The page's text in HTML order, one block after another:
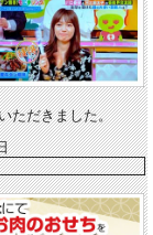
ただきました。